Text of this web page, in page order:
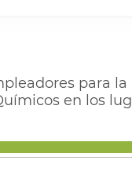
para
en los